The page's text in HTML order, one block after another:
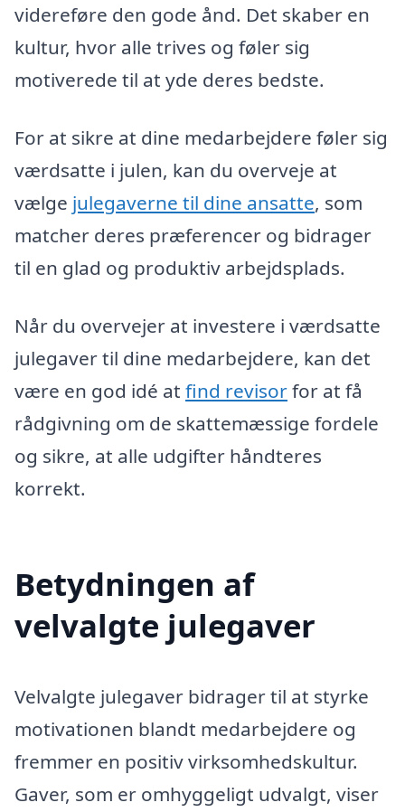
videreføre den gode ånd. Det skaber en
kultur, hvor alle trives og føler sig
motiverede til at yde deres bedste.
For at sikre at dine medarbejdere føler sig
værdsatte i julen, kan du overveje at
vælge julegaverne til dine ansatte, som
matcher deres præferencer og bidrager
til en glad og produktiv arbejdsplads.
Når du overvejer at investere i værdsatte
julegaver til dine medarbejdere, kan det
være en god idé at find revisorfor at få
rådgivning om de skattemæssige fordele
og sikre, at alle udgifter håndteres
korrekt.
Betydningen af
velvalgte julegaver
Velvalgte julegaver bidrager til at styrke
motivationen blandt medarbejdere og
fremmer en positiv virksomhedskultur.
Gaver, som er omhyggeligt udvalgt, viser